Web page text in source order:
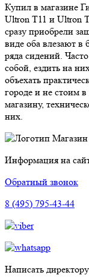
Купил в магазине
Ultron T11 и Ultron
сразу приобрели
виде оба влезают в
ряда сидений.
собой, ездить на
объехать
городе и не стоим
магазину,
них.
Магазин
Информация на
Обратный звонок
8 (495) 795-43-44
Написать директору